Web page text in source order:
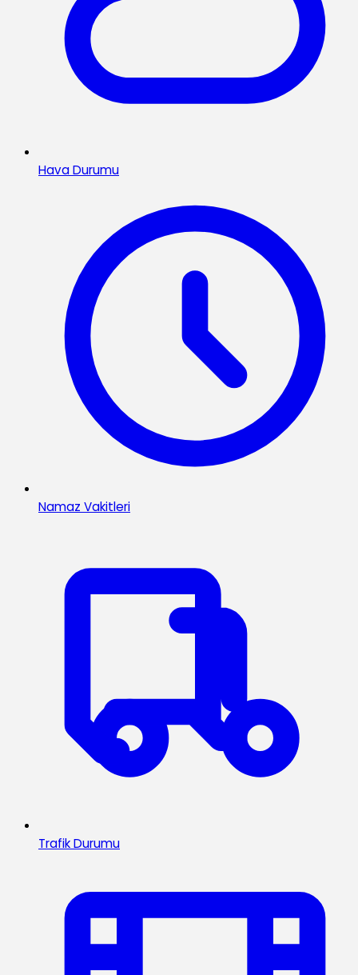
Hava Durumu
Namaz Vakitleri
Trafik Durumu